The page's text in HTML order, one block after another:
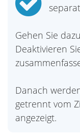
Gehen Sie
Deaktivieren
Danach
getrennt vom
angezeigt.